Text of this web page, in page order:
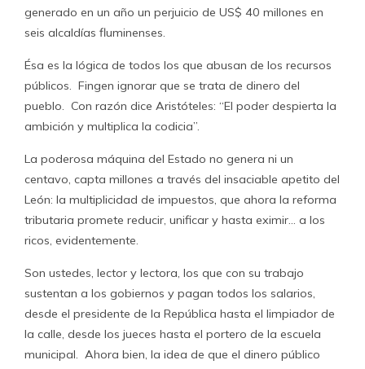
generado en un año un perjuicio de US$ 40 millones en
seis alcaldías fluminenses.
Ésa es la lógica de todos los que abusan de los recursos
públicos. Fingen ignorar que se trata de dinero del
pueblo. Con razón dice Aristóteles: “El poder despierta la
ambición y multiplica la codicia”.
La poderosa máquina del Estado no genera ni un
centavo, capta millones a través del insaciable apetito del
León: la multiplicidad de impuestos, que ahora la reforma
tributaria promete reducir, unificar y hasta eximir… a los
ricos, evidentemente.
Son ustedes, lector y lectora, los que con su trabajo
sustentan a los gobiernos y pagan todos los salarios,
desde el presidente de la República hasta el limpiador de
la calle, desde los jueces hasta el portero de la escuela
municipal. Ahora bien, la idea de que el dinero público